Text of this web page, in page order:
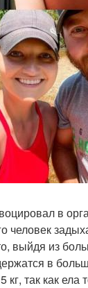
в
человек
выйдя из
в
так как ела